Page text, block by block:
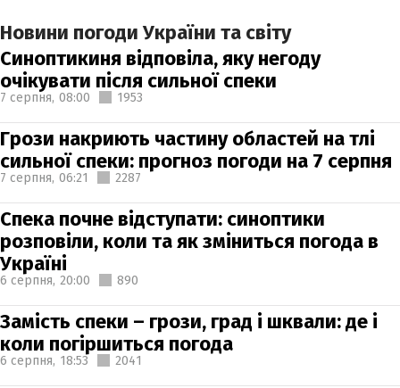
Новини погоди України та світу
Синоптикиня відповіла, яку негоду
очікувати після сильної спеки
7 серпня, 08:00 1953
Грози накриють частину областей на тлі
сильної спеки: прогноз погоди на 7 серпня
7 серпня, 06:21 2287
Спека почне відступати: синоптики
розповіли, коли та як зміниться погода в
Україні
6 серпня, 20:00 890
Замість спеки – грози, град і шквали: де і
коли погіршиться погода
6 серпня, 18:53 2041